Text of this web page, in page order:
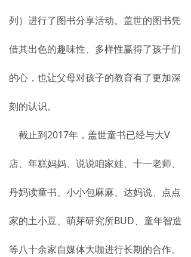
列）进行了图书分享活动。盖世的图书凭
借其出色的趣味性、多样性赢得了孩子们
的心，也让父母对孩子的教育有了更加深
刻的认识。
截止到2017年，盖世童书已经与大V
店、年糕妈妈、说说咱家娃、十一老师、
丹妈读童书、小小包麻麻、达妈说、点点
家的土小豆、萌芽研究所BUD、童年智造
等八十余家自媒体大咖进行长期的合作。